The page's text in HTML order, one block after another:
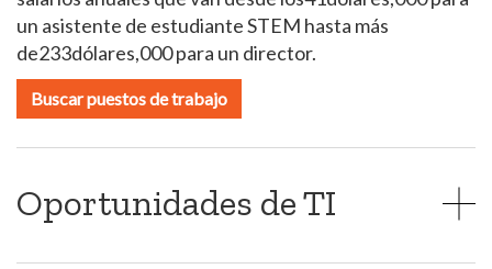
un asistente de estudiante STEM hasta más
de233dólares,000 para un director.
Buscar puestos de trabajo
Oportunidades de TI